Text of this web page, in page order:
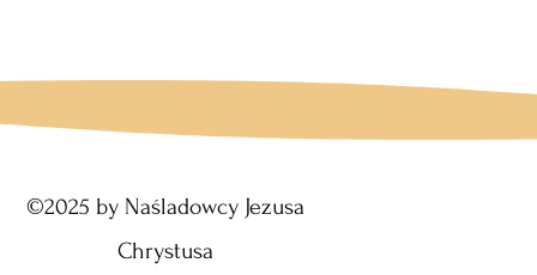
©2025 by Naśladowcy Jezusa
Chrystusa